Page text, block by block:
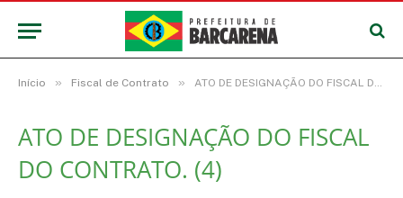
Início » Fiscal de Contrato » ATO DE DESIGNAÇÃO DO FISCAL DO CONTRATO. (4)
ATO DE DESIGNAÇÃO DO FISCAL
DO CONTRATO. (4)